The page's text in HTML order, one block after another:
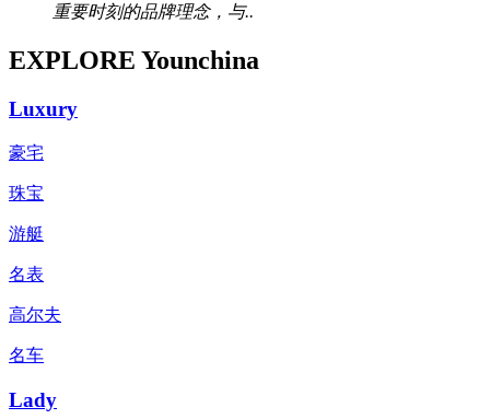
重要时刻的品牌理念，与..
EXPLORE Younchina
Luxury
豪宅
珠宝
游艇
名表
高尔夫
名车
Lady